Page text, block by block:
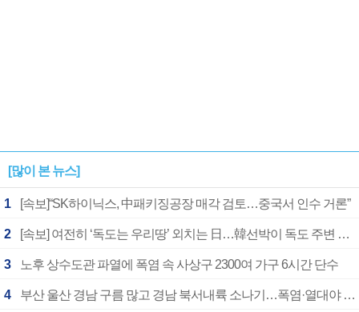
[많이 본 뉴스]
1 [속보]“SK하이닉스, 中패키징공장 매각 검토…중국서 인수 거론”
2 [속보] 여전히 ‘독도는 우리땅’ 외치는 日…韓선박이 독도 주변 해양조사 활동하자 반발
3 노후 상수도관 파열에 폭염 속 사상구 2300여 가구 6시간 단수
4 부산 울산 경남 구름 많고 경남 북서내륙 소나기…폭염·열대야 계속